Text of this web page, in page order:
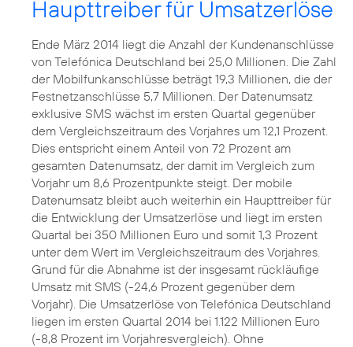
Haupttreiber für Umsatzerlöse
Ende März 2014 liegt die Anzahl der Kundenanschlüsse
von Telefónica Deutschland bei 25,0 Millionen. Die Zahl
der Mobilfunkanschlüsse beträgt 19,3 Millionen, die der
Festnetzanschlüsse 5,7 Millionen. Der Datenumsatz
exklusive SMS wächst im ersten Quartal gegenüber
dem Vergleichszeitraum des Vorjahres um 12,1 Prozent.
Dies entspricht einem Anteil von 72 Prozent am
gesamten Datenumsatz, der damit im Vergleich zum
Vorjahr um 8,6 Prozentpunkte steigt. Der mobile
Datenumsatz bleibt auch weiterhin ein Haupttreiber für
die Entwicklung der Umsatzerlöse und liegt im ersten
Quartal bei 350 Millionen Euro und somit 1,3 Prozent
unter dem Wert im Vergleichszeitraum des Vorjahres.
Grund für die Abnahme ist der insgesamt rückläufige
Umsatz mit SMS (-24,6 Prozent gegenüber dem
Vorjahr). Die Umsatzerlöse von Telefónica Deutschland
liegen im ersten Quartal 2014 bei 1.122 Millionen Euro
(-8,8 Prozent im Vorjahresvergleich). Ohne